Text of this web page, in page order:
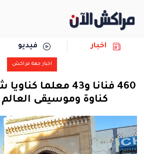
مجتمع
سياسة
رياضة
اخبار فيديو
اخبار جهة مراكش
460 فنانا و43 معلما
كناوة وموسيقى العالم